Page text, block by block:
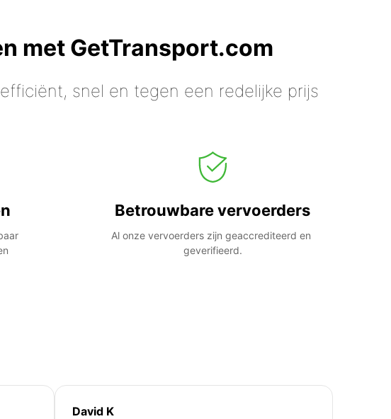
met GetTransport.com
snel en tegen een redelijke prijs
Betrouwbare vervoerders
Al onze vervoerders zijn geaccrediteerd en
geverifieerd.
David K